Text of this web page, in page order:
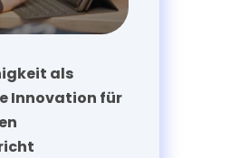
als
Innovation für